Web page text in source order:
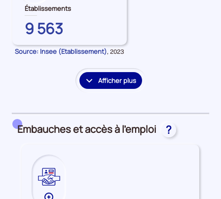
de
données
sur
les
Établissements
Établissements
HAUTE-
CORSE
9 563
Source: Insee (Etablissement), Données
la
2023
Afficher plus
le
et
Embauches et accès à l’emploi ?